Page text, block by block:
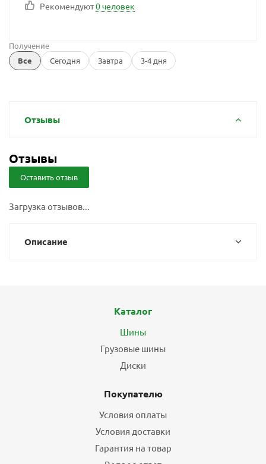
Рекомендуют0 человек
Получение
Все
Сегодня Завтра 3-4 дня
Отзывы
Отзывы
Оставить отзыв
Загрузка отзывов...
Описание
Каталог
Шины
Грузовые шины
Диски
Покупателю
Условия оплаты
Условия доставки
Гарантия на товар